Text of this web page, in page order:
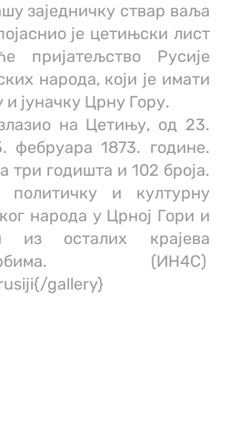
заједничку ствар ваља
је цетињски лист
пријатељство Русије
народа, који је имати
и јуначку Црну Гору.
на Цетињу, од 23.
фебруара 1873. године.
три годишта и 102 броја.
политичку и културну
народа у Црној Гори и
из осталих крајева
(ИН4С)
gallery}